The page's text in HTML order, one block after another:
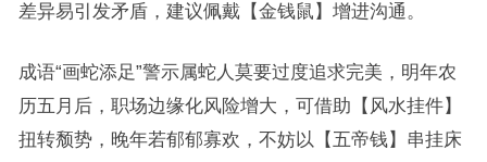
差异易引发矛盾，建议佩戴【金钱鼠】增进沟通。
成语“画蛇添足”警示属蛇人莫要过度追求完美，明年农
历五月后，职场边缘化风险增大，可借助【风水挂件】
扭转颓势，晚年若郁郁寡欢，不妨以【五帝钱】串挂床